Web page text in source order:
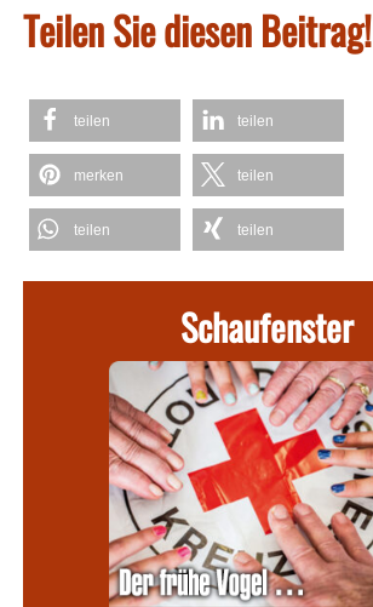
Teilen Sie diesen Beitrag!
teilen teilen
merken teilen
teilen teilen
Schaufenster